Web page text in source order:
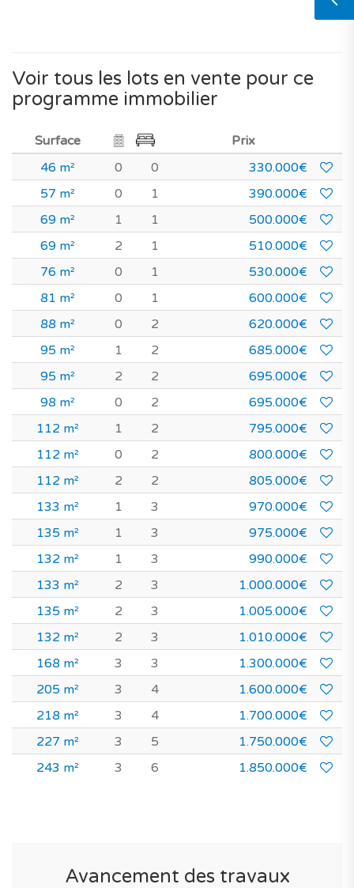
Voir tous les lots en vente pour ce
programme immobilier
Surface
Prix
46 m²
0 0
330.000€
57 m²
0 1
390.000€
69 m²
1 1
500.000€
69 m²
2 1
510.000€
76 m²
0 1
530.000€
81 m²
0 1
600.000€
88 m²
0 2
620.000€
95 m²
1 2
685.000€
95 m²
2 2
695.000€
98 m²
0 2
695.000€
112 m²
1 2
795.000€
112 m²
0 2
800.000€
112 m²
2 2
805.000€
133 m²
1 3
970.000€
135 m²
1 3
975.000€
132 m²
1 3
990.000€
133 m²
2 3
1.000.000€
135 m²
2 3
1.005.000€
132 m²
2 3
1.010.000€
168 m²
3 3
1.300.000€
205 m²
3 4
1.600.000€
218 m²
3 4
1.700.000€
227 m²
3 5
1.750.000€
243 m²
3 6 1.850.000€
Avancement des travaux